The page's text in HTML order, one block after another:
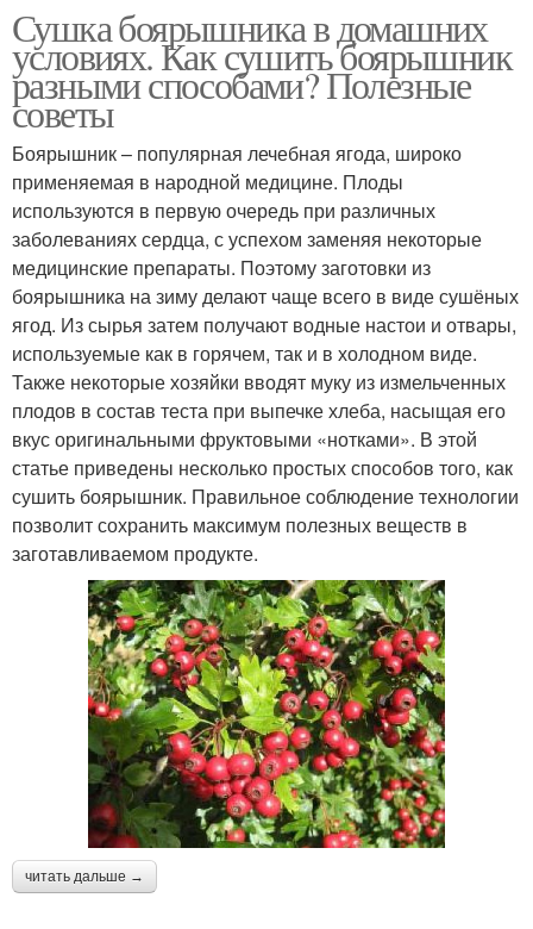
Сушка боярышника в домашних
условиях. Как сушить боярышник
разными способами? Полезные
советы
Боярышник – популярная лечебная ягода, широко
применяемая в народной медицине. Плоды
используются в первую очередь при различных
заболеваниях сердца, с успехом заменяя некоторые
медицинские препараты. Поэтому заготовки из
боярышника на зиму делают чаще всего в виде сушёных
ягод. Из сырья затем получают водные настои и отвары,
используемые как в горячем, так и в холодном виде.
Также некоторые хозяйки вводят муку из измельченных
плодов в состав теста при выпечке хлеба, насыщая его
вкус оригинальными фруктовыми «нотками». В этой
статье приведены несколько простых способов того, как
сушить боярышник. Правильное соблюдение технологии
позволит сохранить максимум полезных веществ в
заготавливаемом продукте.
читать дальше →